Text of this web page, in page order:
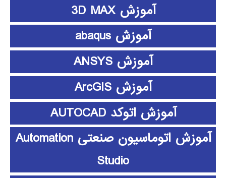
آموزش 3D MAX
آموزش abaqus
آموزش ANSYS
آموزش ArcGIS
آموزش اتوکد AUTOCAD
آموزش اتوماسیون صنعتی Automation
Studio